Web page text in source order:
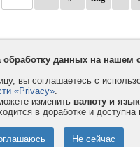
обработку данных на нашем
вы соглашаетесь с
«Privacy».
изменить валюту и язык
в доработке и доступна